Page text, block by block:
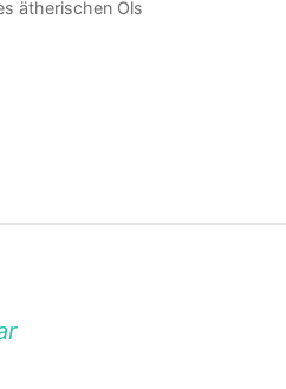
ätherischen Öls